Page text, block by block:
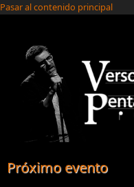
Pasar al contenido principal
Próximo evento